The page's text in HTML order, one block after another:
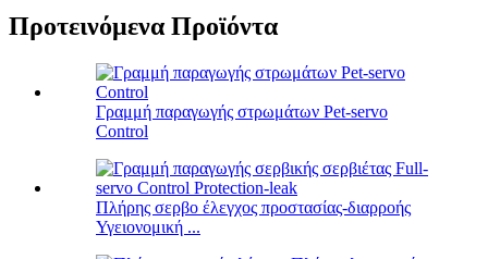
Προτεινόμενα Προϊόντα
Γραμμή παραγωγής στρωμάτων Pet-servo
Control
Πλήρης σερβο έλεγχος προστασίας-διαρροής
Υγειονομική ...